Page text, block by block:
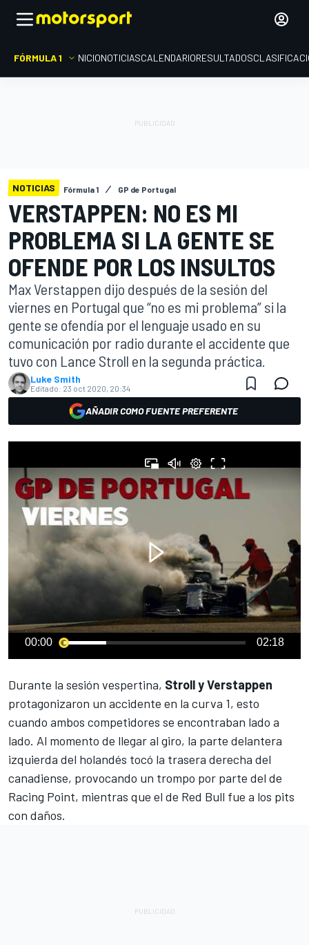
FÓRMULA 1 INICIONOTICIASCALENDARIORESULTADOS
NOTICIAS Fórmula 1 GP de Portugal
VERSTAPPEN: NO ES MI
PROBLEMA SI LA GENTE SE
OFENDE POR LOS INSULTOS
Max Verstappen dijo después de la sesión del
viernes en Portugal que “no es mi problema” si la
gente se ofendía por el lenguaje usado en su
comunicación por radio durante el accidente que
tuvo con Lance Stroll en la segunda práctica.
Luke Smith
Editado: 23 oct 2020, 20:34
AÑADIR COMO FUENTE PREFERENTE
00:00 02:18
Durante la sesión vespertina, Stroll y Verstappen
protagonizaron un accidente en la curva 1, esto
cuando ambos competidores se encontraban lado a
lado. Al momento de llegar al giro, la parte delantera
izquierda del holandés tocó la trasera derecha del
canadiense, provocando un trompo por parte del de
Racing Point, mientras que el de Red Bull fue a los pits
con daños.